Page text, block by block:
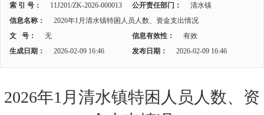
索 引 号： 11J201/ZK-2026-000013 公开责任部门：
清水镇
信息名称：
2026年1月清水镇特困人员人数、资金支出情况
文 号：
无 信息有效性：
有效
生成日期：
2026-02-09 16:46 发布日期： 2026-02-09 16:46
2026年1月清水镇特困人员人数、资